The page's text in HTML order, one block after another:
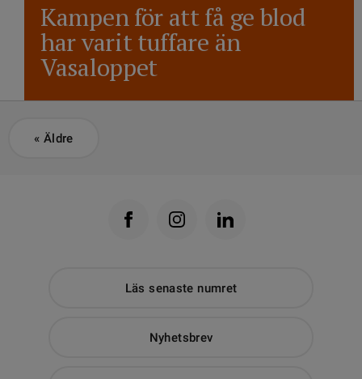
Kampen för att få ge blod
har varit tuffare än
Vasaloppet
« Äldre
Läs senaste numret
Nyhetsbrev